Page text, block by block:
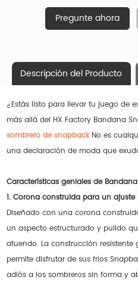
Pregunte ahora
Descripción del Producto
¿Estás listo para llevar tu juego de
más allá del HX Factory Bandana
sombrero de snapbackNo es
una declaración de moda que
Características geniales de
1. Corona construida para un ajuste
Diseñado con una corona
un aspecto estructurado y pulido
atuendo. La construcción
permite disfrutar de sus fríos
adiós a los sombreros sin forma y